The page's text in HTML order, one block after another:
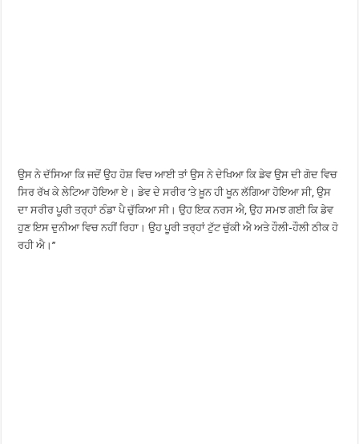
ਉਸ ਨੇ ਦੱਸਿਆ ਕਿ ਜਦੋਂ ਉਹ ਹੋਸ਼ ਵਿਚ ਆਈ ਤਾਂ ਉਸ ਨੇ ਦੇਖਿਆ ਕਿ ਡੇਵ ਉਸ ਦੀ ਗੋਦ ਵਿਚ
ਸਿਰ ਰੱਖ ਕੇ ਲੇਟਿਆ ਹੋਇਆ ਏ। ਡੇਵ ਦੇ ਸਰੀਰ ’ਤੇ ਖ਼ੂਨ ਹੀ ਖੂਨ ਲੱਗਿਆ ਹੋਇਆ ਸੀ, ਉਸ
ਦਾ ਸਰੀਰ ਪੂਰੀ ਤਰ੍ਹਾਂ ਠੰਡਾ ਪੈ ਚੁੱਕਿਆ ਸੀ। ਉਹ ਇਕ ਨਰਸ ਐ, ਉਹ ਸਮਝ ਗਈ ਕਿ ਡੇਵ
ਹੁਣ ਇਸ ਦੁਨੀਆ ਵਿਚ ਨਹੀਂ ਰਿਹਾ। ਉਹ ਪੂਰੀ ਤਰ੍ਹਾਂ ਟੁੱਟ ਚੁੱਕੀ ਐ ਅਤੇ ਹੌਲੀ-ਹੌਲੀ ਠੀਕ ਹੋ
ਰਹੀ ਐ।’’